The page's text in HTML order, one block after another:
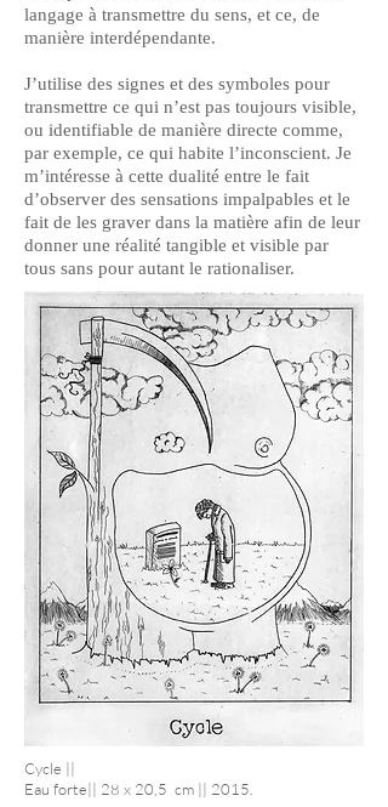
langage à transmettre du sens, et ce, de
manière interdépendante.
J’utilise des signes et des symboles pour
transmettre ce qui n’est pas toujours visible,
ou identifiable de manière directe comme,
par exemple, ce qui habite l’inconscient. Je
m’intéresse à cette dualité entre le fait
d’observer des sensations impalpables et le
fait de les graver dans la matière afin de leur
donner une réalité tangible et visible par
tous sans pour autant le rationaliser.
Cycle ||
Eau forte|| 28 x 20,5 cm || 2015.